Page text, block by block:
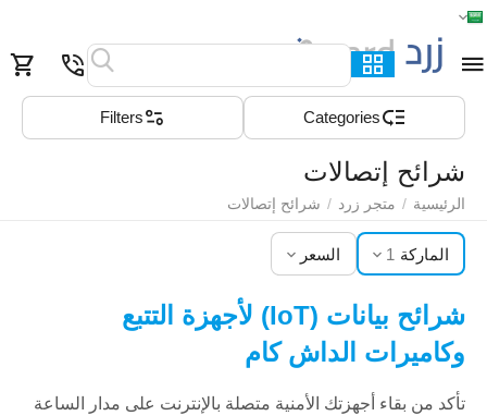
Сategories
Filters
شرائح إتصالات
الرئيسية / متجر زرد / شرائح إتصالات
الماركة 1 السعر
شرائح بيانات (IoT) لأجهزة التتبع
وكاميرات الداش كام
تأكد من بقاء أجهزتك الأمنية متصلة بالإنترنت على مدار الساعة
الرئيسية القائمة بحث السلة قائمة المفضلة